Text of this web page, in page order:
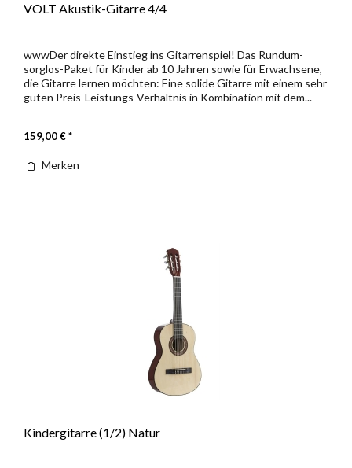
VOLT Akustik-Gitarre 4/4
wwwDer direkte Einstieg ins Gitarrenspiel! Das Rundum-
sorglos-Paket für Kinder ab 10 Jahren sowie für Erwachsene,
die Gitarre lernen möchten: Eine solide Gitarre mit einem sehr
guten Preis-Leistungs-Verhältnis in Kombination mit dem...
159,00 € *
Merken
Kindergitarre (1/2) Natur